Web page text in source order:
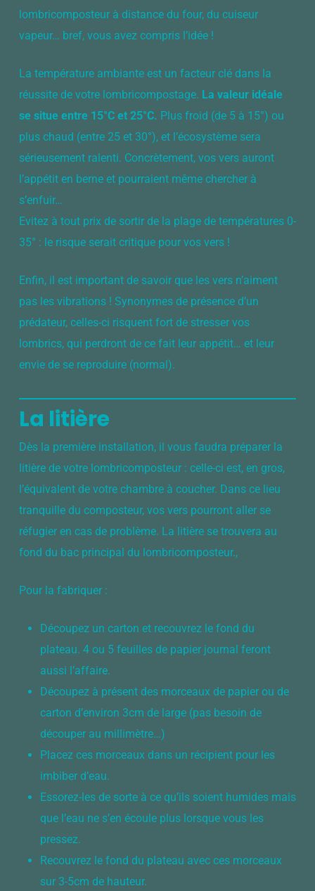
lombricomposteur à distance du four, du cuiseur
vapeur… bref, vous avez compris l’idée !
La température ambiante est un facteur clé dans la
réussite de votre lombricompostage. La valeur idéale
se situe entre 15°C et 25°C. Plus froid (de 5 à 15°) ou
plus chaud (entre 25 et 30°), et l’écosystème sera
sérieusement ralenti. Concrètement, vos vers auront
l’appétit en berne et pourraient même chercher à
s’enfuir…
Evitez à tout prix de sortir de la plage de températures 0-
35° : le risque serait critique pour vos vers !
Enfin, il est important de savoir que les vers n’aiment
pas les vibrations ! Synonymes de présence d’un
prédateur, celles-ci risquent fort de stresser vos
lombrics, qui perdront de ce fait leur appétit… et leur
envie de se reproduire (normal).
La litière
Dès la première installation, il vous faudra préparer la
litière de votre lombricomposteur : celle-ci est, en gros,
l’équivalent de votre chambre à coucher. Dans ce lieu
tranquille du composteur, vos vers pourront aller se
réfugier en cas de problème. La litière se trouvera au
fond du bac principal du lombricomposteur.,
Pour la fabriquer :
Découpez un carton et recouvrez le fond du
plateau. 4 ou 5 feuilles de papier journal feront
aussi l’affaire.
Découpez à présent des morceaux de papier ou de
carton d’environ 3cm de large (pas besoin de
découper au millimètre…)
Placez ces morceaux dans un récipient pour les
imbiber d’eau.
Essorez-les de sorte à ce qu’ils soient humides mais
que l’eau ne s’en écoule plus lorsque vous les
pressez.
Recouvrez le fond du plateau avec ces morceaux
sur 3-5cm de hauteur.